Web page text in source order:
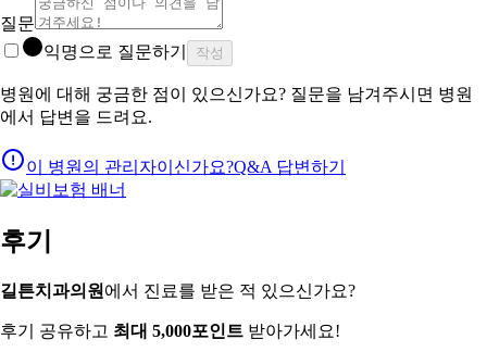
질문
익명으로 질문하기
작성
병원에 대해 궁금한 점이 있으신가요? 질문을 남겨주시면 병원
에서 답변을 드려요.
이 병원의 관리자이신가요?Q&A 답변하기
후기
길튼치과의원 에서 진료를 받은 적 있으신가요?
후기 공유하고 최대 5,000포인트 받아가세요!